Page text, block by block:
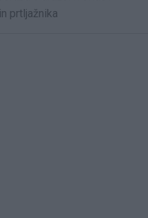
prtljažnika